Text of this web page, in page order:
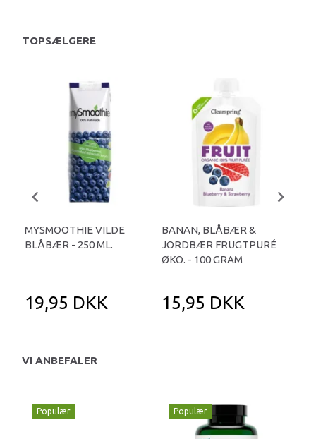
TOPSÆLGERE
MYSMOOTHIE VILDE
BLÅBÆR - 250 ML.
19,95 DKK
BANAN, BLÅBÆR &
JORDBÆR FRUGTPURÉ
ØKO. - 100 GRAM
15,95 DKK
VI ANBEFALER
Populær Populær